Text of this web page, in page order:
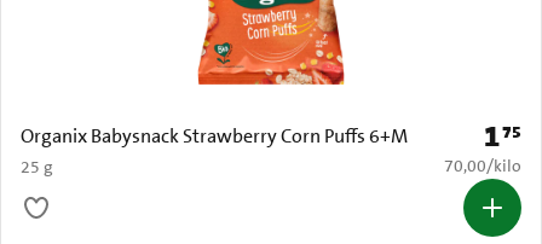
Organix Babysnack Strawberry Corn Puffs 6+M
25 g
Prijs:
175
€ 70,00 per
70,00/kilo